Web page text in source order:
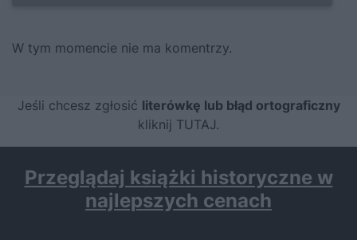
W tym momencie nie ma komentrzy.
Jeśli chcesz zgłosić literówkę lub błąd ortograficzny
kliknij TUTAJ.
Przeglądaj książki historyczne w
najlepszych cenach